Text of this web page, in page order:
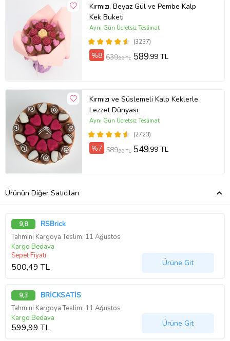
Kırmızı, Beyaz Gül ve Pembe Kalp
Kek Buketi
(3237)
Aynı Gün Ücretsiz Teslimat
%8 639,99 TL 589,99 TL
Kırmızı ve Süslemeli Kalp Keklerle
Lezzet Dünyası
(2723)
Aynı Gün Ücretsiz Teslimat
%7 589,99 TL 549,99 TL
Ürünün Diğer Satıcıları
9,8 RSBrick
Tahmini Kargoya Teslim: 11 Ağustos
Kargo Bedava
Sepet Fiyatı
500,49 TL Ürüne Git
9,3 BRİCKSATİS
Tahmini Kargoya Teslim: 11 Ağustos
Kargo Bedava
599,99 TL Ürüne Git